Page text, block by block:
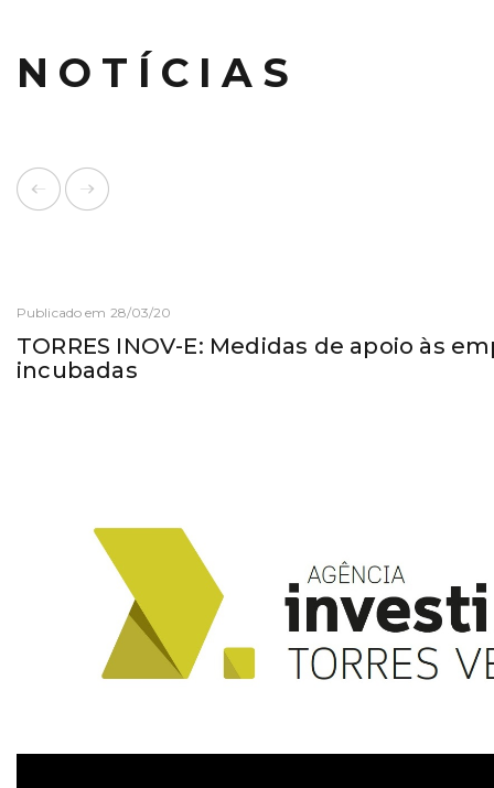
NOTÍCIAS
Publicado em 28/03/20
TORRES INOV-E: Medidas de apoio às
incubadas